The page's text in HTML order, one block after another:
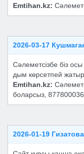
Emtihan.kz:
2026-03-17
Сәлеметсізбе біз
дым көрсетпей
Emtihan.kz:
боларсыз,
2026-01-19